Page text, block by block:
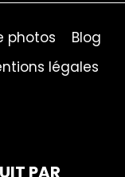
photos
Blog
légales
PAR